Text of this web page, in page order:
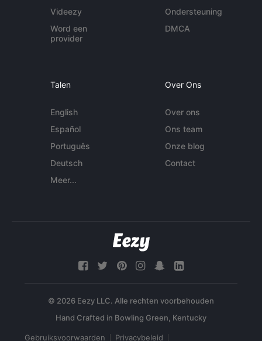
Videezy
Word een
provider
Ondersteuning
DMCA
Talen
English
Español
Português
Deutsch
Meer...
Over Ons
Over ons
Ons team
Onze blog
Contact
© 2026 Eezy LLC. Alle rechten voorbehouden
Gebruiksvoorwaarden Privacybeleid